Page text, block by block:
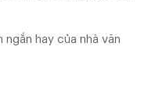
ngắn hay của nhà văn